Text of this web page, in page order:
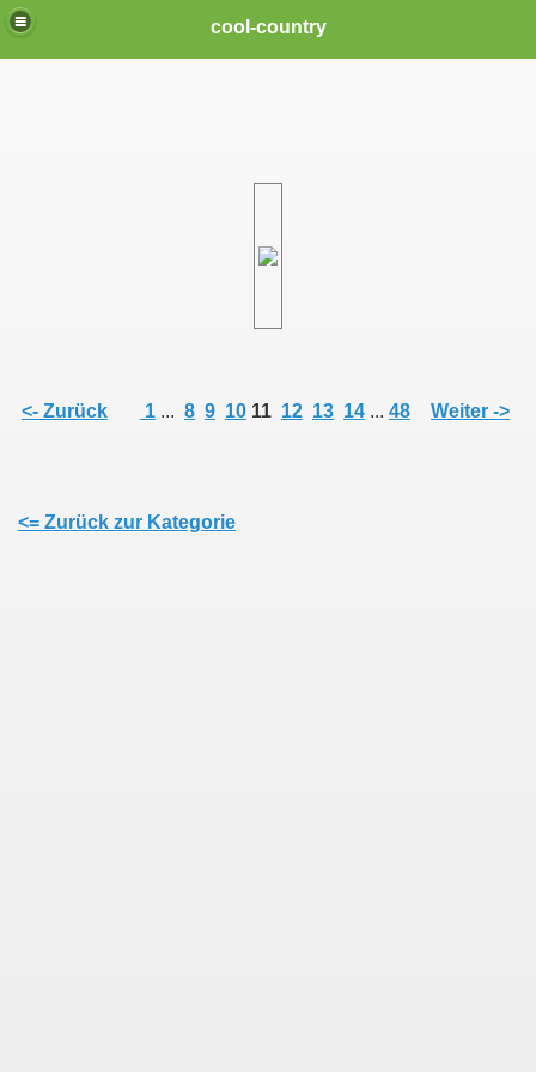
cool-country
<- Zurück 1 ... 8 9 10 11 12 13 14 ... 48 Weiter ->
<= Zurück zur Kategorie